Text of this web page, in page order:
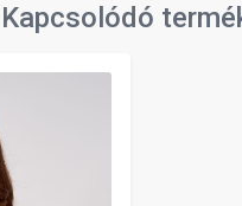
Kapcsolódó